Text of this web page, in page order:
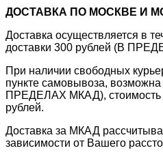
ДОСТАВКА ПО МОСКВЕ И
Доставка осуществляется в
доставки 300 рублей (В
При наличии свободных
пункте самовывоза, возможна
ПРЕДЕЛАХ МКАД), стоимость
рублей.
Доставка за МКАД
зависимости от Вашего